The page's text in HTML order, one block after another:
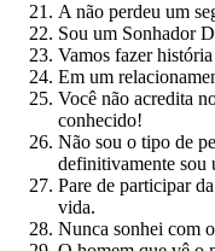
A não perdeu um
Sou um Sonhador
Vamos fazer
Em um
Você não acredita
conhecido!
Não sou o tipo de
definitivamente sou
Pare de participar
vida.
Nunca sonhei com